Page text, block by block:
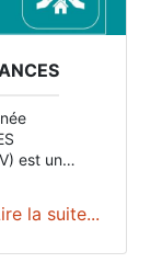
est un
vosla suite...